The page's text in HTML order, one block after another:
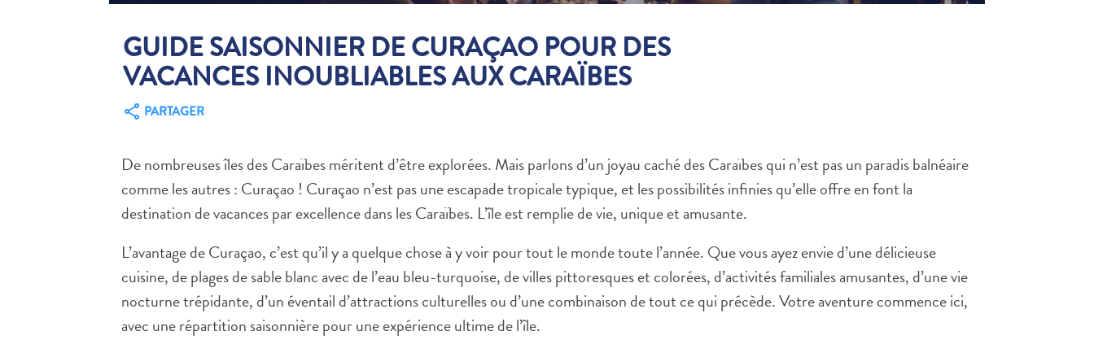
GUIDE SAISONNIER DE CURAÇAO POUR DES
VACANCES INOUBLIABLES AUX CARAÏBES
PARTAGER
De nombreuses îles des Caraïbes méritent d’être explorées. Mais parlons d’un joyau caché des Caraïbes qui n’est pas un paradis balnéaire
comme les autres : Curaçao ! Curaçao n’est pas une escapade tropicale typique, et les possibilités infinies qu’elle offre en font la
destination de vacances par excellence dans les Caraïbes. L’île est remplie de vie, unique et amusante.
L’avantage de Curaçao, c’est qu’il y a quelque chose à y voir pour tout le monde toute l’année. Que vous ayez envie d’une délicieuse
cuisine, de plages de sable blanc avec de l’eau bleu-turquoise, de villes pittoresques et colorées, d’activités familiales amusantes, d’une vie
nocturne trépidante, d’un éventail d’attractions culturelles ou d’une combinaison de tout ce qui précède. Votre aventure commence ici,
avec une répartition saisonnière pour une expérience ultime de l’île.